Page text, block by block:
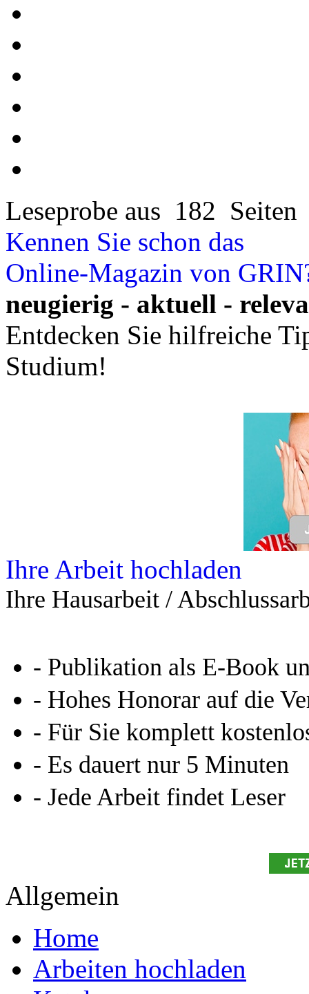
Leseprobe aus 182 Seiten
Kennen Sie schon das
Online-Magazin von
neugierig - aktuell -
Entdecken Sie hilfreiche
Studium!
Ihre Arbeit hochladen
Ihre Hausarbeit /
- Publikation als E-Book
- Hohes Honorar auf die
- Für Sie komplett
- Es dauert nur 5 Minuten
- Jede Arbeit findet Leser
Allgemein
Home
Arbeiten hochladen